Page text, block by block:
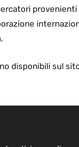
disponibili sul